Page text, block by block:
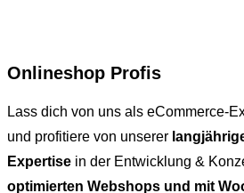
Onlineshop Profis
Lass dich von uns als eCommerce-
und profitiere von unserer
Expertise in der Entwicklung &
optimierten Webshops und mit